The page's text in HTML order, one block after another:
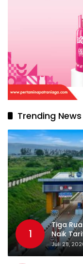
Trending News
1
Tiga
Naik
Standar
Juli 28,